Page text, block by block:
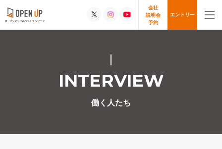
会社
説明会
予約
エントリー
INTERVIEW
働く人たち